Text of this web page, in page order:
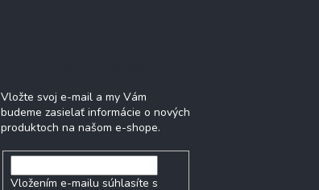
Vložte svoj e-mail a my Vám
budeme zasielať informácie o nových
produktoch na našom e-shope.
Vložením e-mailu súhlasíte s